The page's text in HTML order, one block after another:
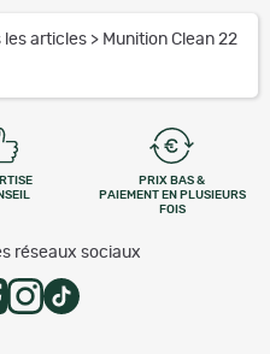
les articles > Munition Clean 22
PRIX BAS &
PAIEMENT EN PLUSIEURS
FOIS
réseaux sociaux